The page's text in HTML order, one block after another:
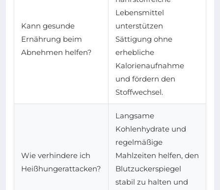
Kann gesunde
Ernährung beim
Abnehmen helfen?
Lebensmittel
unterstützen
Sättigung ohne
erhebliche
Kalorienaufnahme
und fördern den
Stoffwechsel.
Wie verhindere ich
Heißhungerattacken?
Langsame
Kohlenhydrate und
regelmäßige
Mahlzeiten helfen, den
Blutzuckerspiegel
stabil zu halten und